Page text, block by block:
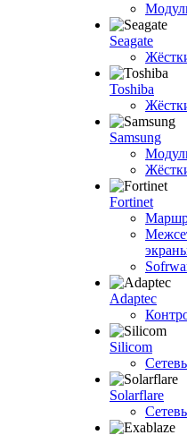
Seagate
Toshiba
Samsung
Fortinet
Adaptec
Silicom
Solarflare